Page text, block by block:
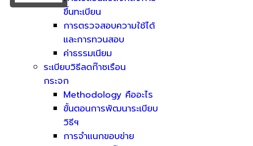
ขึ้นทะเบียน
การตรวจสอบความใช้ได้
และการทวนสอบ
ค่าธรรมเนียม
ระเบียบวิธีลดก๊าซเรือน
กระจก
Methodology คืออะไร
ขั้นตอนการพัฒนาระเบียบ
วิธีฯ
การจำแนกขอบข่าย